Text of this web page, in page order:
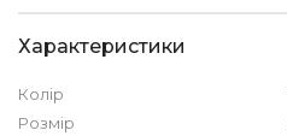
Характеристики
Колір
Розмір